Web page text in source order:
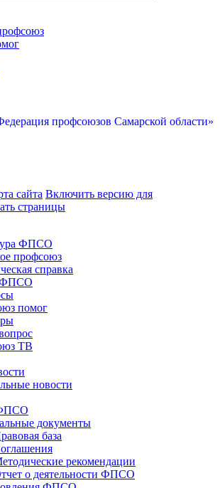
профсоюзов Самарской области»
сайта Включить версию для
страницы
ФПСО
профсоюз
справка
ФПСО
помог
ТВ
новости
документы
база
рекомендации
о деятельности ФПСО